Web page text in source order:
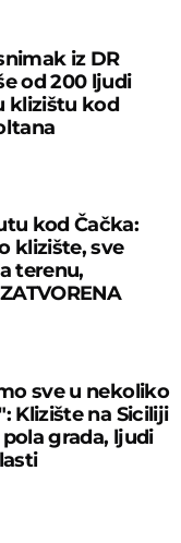
iz DR
od 200 ljudi
klizištu kod
kod Čačka:
klizište, sve
terenu,
sve u nekoliko
Klizište na Siciliji
grada, ljudi